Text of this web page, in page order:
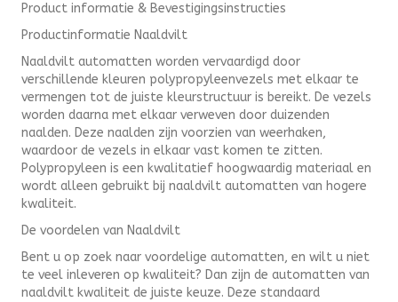
Product informatie & Bevestigingsinstructies
Productinformatie Naaldvilt
Naaldvilt automatten worden vervaardigd door
verschillende kleuren polypropyleenvezels met elkaar te
vermengen tot de juiste kleurstructuur is bereikt. De vezels
worden daarna met elkaar verweven door duizenden
naalden. Deze naalden zijn voorzien van weerhaken,
waardoor de vezels in elkaar vast komen te zitten.
Polypropyleen is een kwalitatief hoogwaardig materiaal en
wordt alleen gebruikt bij naaldvilt automatten van hogere
kwaliteit.
De voordelen van Naaldvilt
Bent u op zoek naar voordelige automatten, en wilt u niet
te veel inleveren op kwaliteit? Dan zijn de automatten van
naaldvilt kwaliteit de juiste keuze. Deze standaard